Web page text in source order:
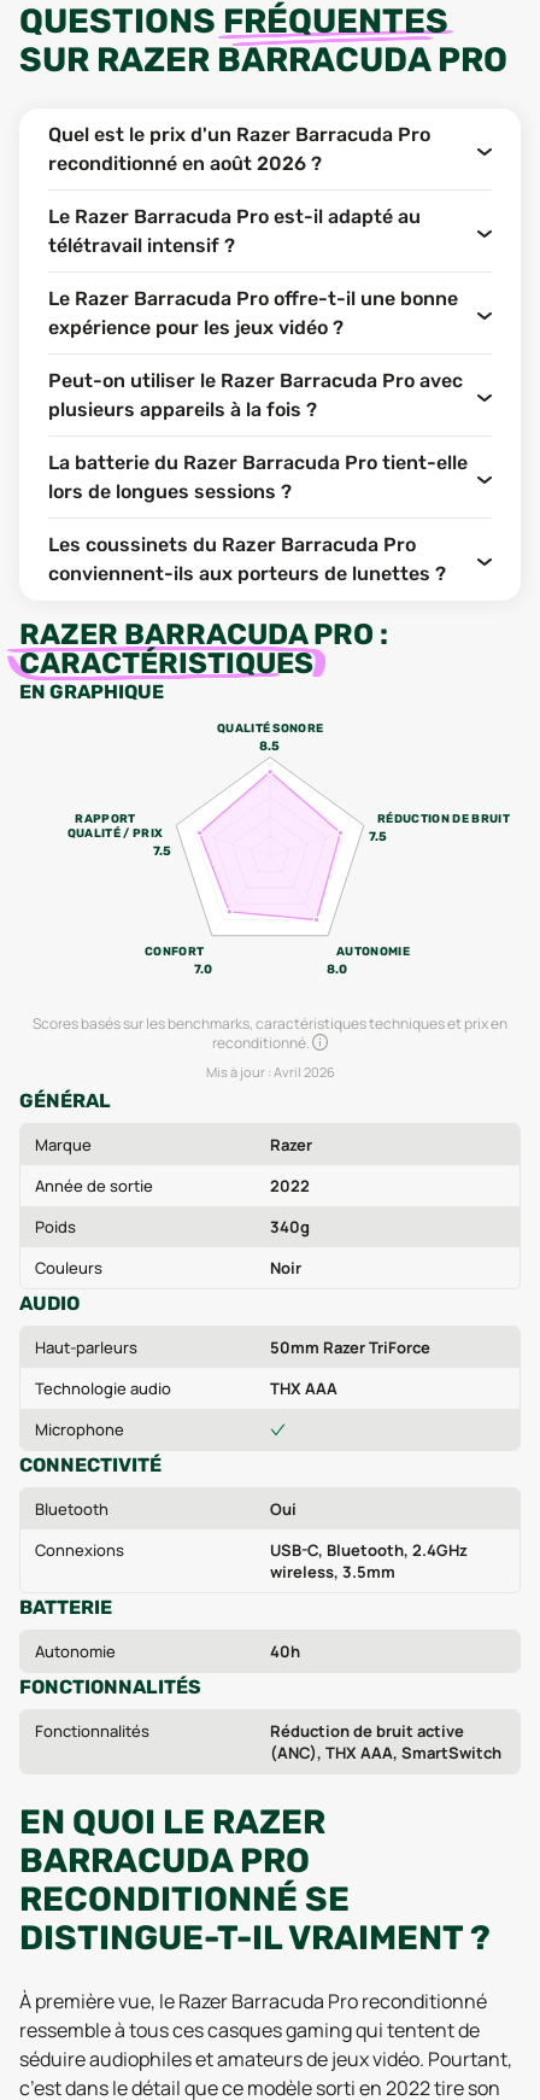
QUESTIONS FRÉQUENTES
SUR RAZER BARRACUDA PRO
Quel est le prix d'un Razer Barracuda Pro
reconditionné en août 2026 ?
Le Razer Barracuda Pro est-il adapté au
télétravail intensif ?
Le Razer Barracuda Pro offre-t-il une bonne
expérience pour les jeux vidéo ?
Peut-on utiliser le Razer Barracuda Pro avec
plusieurs appareils à la fois ?
La batterie du Razer Barracuda Pro tient-elle
lors de longues sessions ?
Les coussinets du Razer Barracuda Pro
conviennent-ils aux porteurs de lunettes ?
RAZER BARRACUDA PRO :
CARACTÉRISTIQUES
EN GRAPHIQUE
QUALITÉ SONORE
8.5
RÉDUCTION DE BRUIT
7.5
AUTONOMIE
8.0
CONFORT
7.0
RAPPORT
QUALITÉ / PRIX
7.5
Scores basés sur les benchmarks, caractéristiques techniques et prix en
reconditionné.
Mis à jour : Avril 2026
GÉNÉRAL
Marque
Razer
Année de sortie
2022
Poids
340g
Couleurs
Noir
AUDIO
Haut-parleurs
50mm Razer TriForce
Technologie audio
THX AAA
Microphone
CONNECTIVITÉ
Bluetooth
Oui
Connexions
USB-C, Bluetooth, 2.4GHz
wireless, 3.5mm
BATTERIE
Autonomie 40h
FONCTIONNALITÉS
Fonctionnalités
Réduction de bruit active
(ANC), THX AAA, SmartSwitch
EN QUOI LE RAZER
BARRACUDA PRO
RECONDITIONNÉ SE
DISTINGUE-T-IL VRAIMENT ?
À première vue, le Razer Barracuda Pro reconditionné
ressemble à tous ces casques gaming qui tentent de
séduire audiophiles et amateurs de jeux vidéo. Pourtant,
c’est dans le détail que ce modèle sorti en 2022 tire son